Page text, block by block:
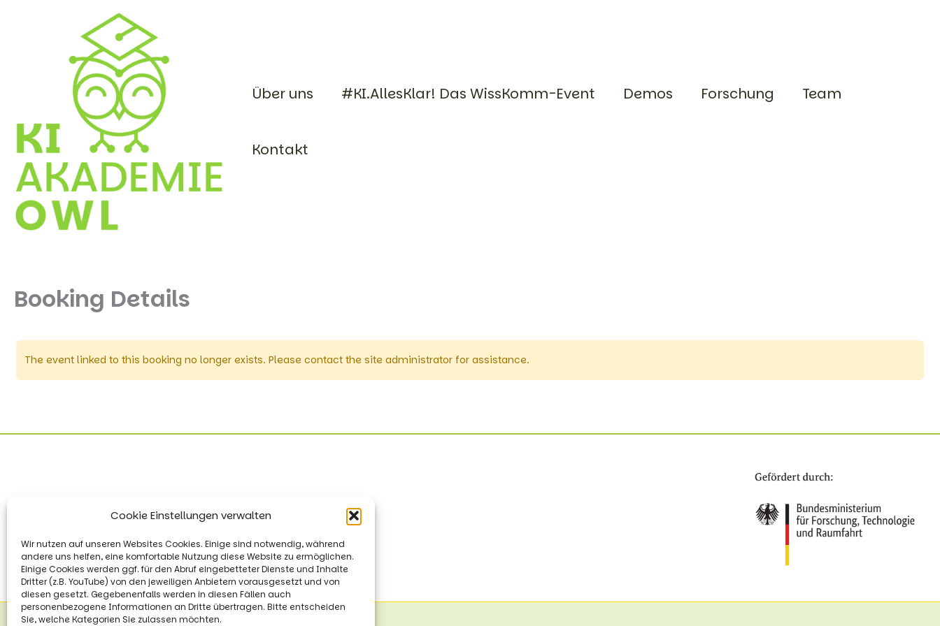
Cookie Einstellungen verwalten
Wir nutzen auf unseren Websites Cookies. Einige sind notwendig, während
andere uns helfen, eine komfortable Nutzung diese Website zu ermöglichen.
Einige Cookies werden ggf. für den Abruf eingebetteter Dienste und Inhalte
Dritter (z.B. YouTube) von den jeweiligen Anbietern vorausgesetzt und von
diesen gesetzt. Gegebenenfalls werden in diesen Fällen auch
personenbezogene Informationen an Dritte übertragen. Bitte entscheiden
Sie, welche Kategorien Sie zulassen möchten.
Über uns #KI.AllesKlar! Das WissKomm-Event Demos Forschung Team
Kontakt
Booking Details
The event linked to this booking no longer exists. Please contact the site administrator for assistance.